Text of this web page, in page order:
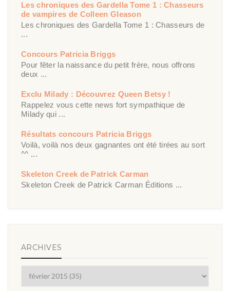
Les chroniques des Gardella Tome 1 : Chasseurs
de vampires de Colleen Gleason
Les chroniques des Gardella Tome 1 : Chasseurs de
...
Concours Patricia Briggs
Pour fêter la naissance du petit frère, nous offrons
deux ...
Exclu Milady : Découvrez Queen Betsy !
Rappelez vous cette news fort sympathique de
Milady qui ...
Résultats concours Patricia Briggs
Voilà, voilà nos deux gagnantes ont été tirées au sort
^^ ...
Skeleton Creek de Patrick Carman
Skeleton Creek de Patrick Carman Éditions ...
ARCHIVES